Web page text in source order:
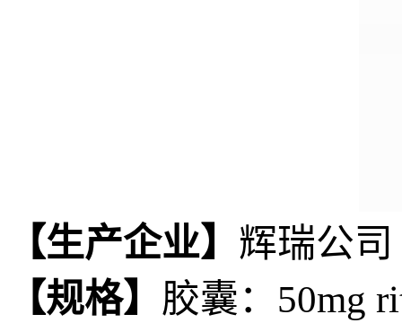
【生产企业】 辉瑞公司
【规格】 胶囊：50mg